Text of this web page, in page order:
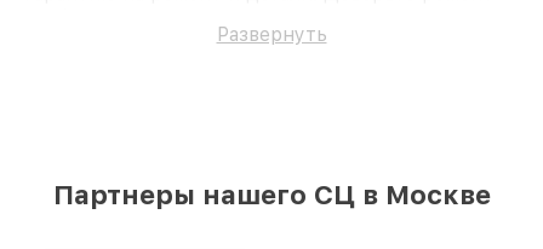
Развернуть
Партнеры нашего СЦ в Москве